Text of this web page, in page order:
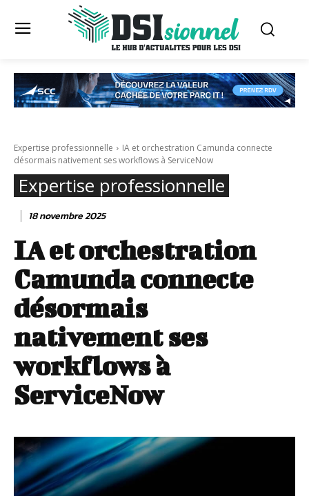
Expertise professionnelle
IA et orchestration Camunda connecte
désormais nativement ses workflows à ServiceNow
Expertise professionnelle
18 novembre 2025
IA et orchestration
Camunda connecte
désormais
nativement ses
workflows à
ServiceNow